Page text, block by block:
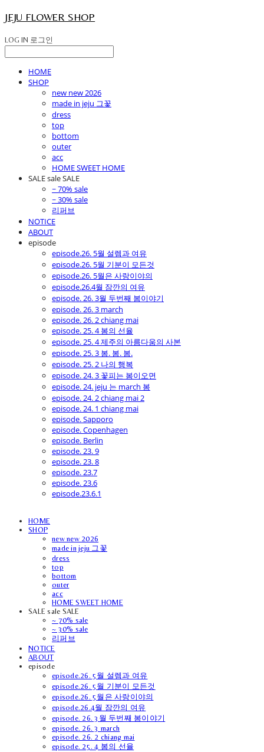
JEJU FLOWER SHOP
LOG IN 로그인
HOME
SHOP
new new 2026
made in jeju 그꽃
dress
top
bottom
outer
acc
HOME SWEET HOME
SALE sale SALE
~ 70% sale
~ 30% sale
리퍼브
NOTICE
ABOUT
episode
episode.26. 5월 설렘과 여유
episode.26. 5월 기분이 모든것
episode.26. 5월은 사랑이야의
episode.26.4월 잠깐의 여유
episode. 26. 3월 두번째 봄이야기
episode. 26. 3 march
episode. 26. 2 chiang mai
episode. 25. 4 봄의 선율
episode. 25. 4 제주의 아름다움의 사본
episode. 25. 3 봄. 봄. 봄.
episode. 25. 2 나의 행복
episode. 24. 3 꽃피는 봄이오면
episode. 24. jeju 는 march 봄
episode. 24. 2 chiang mai 2
episode. 24. 1 chiang mai
episode. Sapporo
episode. Copenhagen
episode. Berlin
episode. 23. 9
episode. 23. 8
episode. 23.7
episode. 23.6
episode.23.6.1
HOME
SHOP
new new 2026
made in jeju 그꽃
dress
top
bottom
outer
acc
HOME SWEET HOME
SALE sale SALE
~ 70% sale
~ 30% sale
리퍼브
NOTICE
ABOUT
episode
episode.26. 5월 설렘과 여유
episode.26. 5월 기분이 모든것
episode.26. 5월은 사랑이야의
episode.26.4월 잠깐의 여유
episode. 26. 3월 두번째 봄이야기
episode. 26. 3 march
episode. 26. 2 chiang mai
episode. 25. 4 봄의 선율